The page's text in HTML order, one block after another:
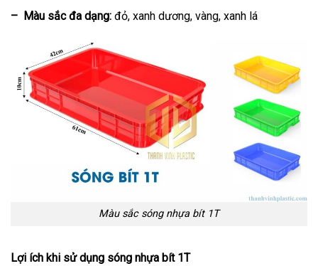
– Màu sắc đa dạng: đỏ, xanh dương, vàng, xanh lá
Màu sắc sóng nhựa bít 1T
Lợi ích khi sử dụng sóng nhựa bít 1T